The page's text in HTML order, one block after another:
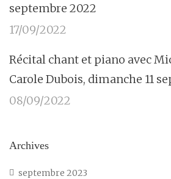
septembre 2022
17/09/2022
Récital chant et piano avec
Carole Dubois, dimanche 11
08/09/2022
Archives
septembre 2023